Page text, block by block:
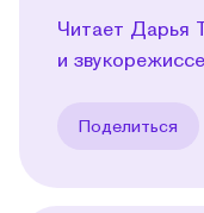
Читает Дарья
и
Поделиться